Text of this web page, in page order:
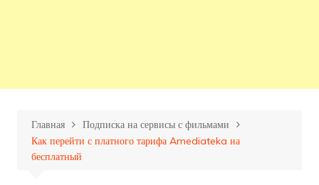
Главная
Подписка на сервисы с фильмами
Как перейти с платного тарифа Amediateka на
бесплатный